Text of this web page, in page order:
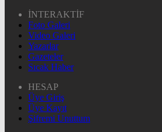
İNTERAKTİF
Foto Galeri
Video Galeri
Yazarlar
Gazeteler
Sıcak Haber
HESAP
Üye Giriş
Üye Kayıt
Şifremi Unuttum